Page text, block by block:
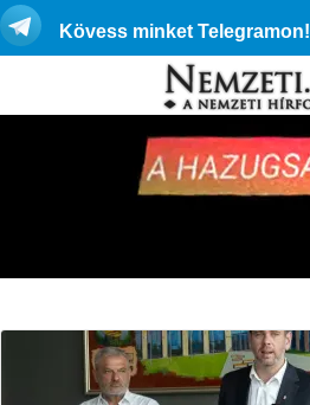
Kövess minket Telegramon!